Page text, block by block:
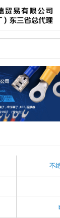
不